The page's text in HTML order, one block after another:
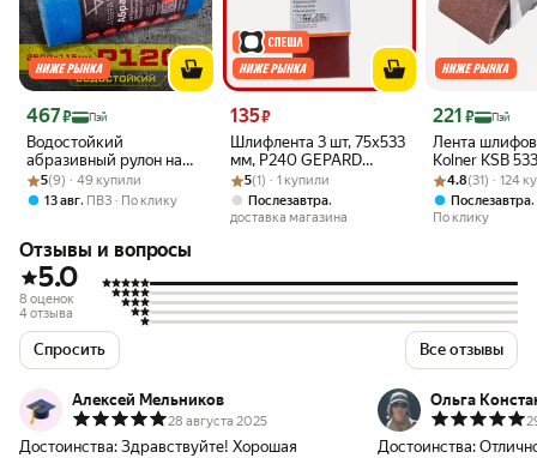
Водостойкий
абразивный рулон на
липучке от "Мастерская
Pit_Stop и Доктор Дью"
115-2500-1200
Цена 467 ₽
467₽ Пэй
Рейтинг товара: 5 из 5
Оценок: (9) · 49 купили
5(9) · 49 купили
13 авг, ПВЗ По клику
Шлифлента 3 шт, 75x533
мм, Р240 GEPARD
GP5009-240, пластик,
для ленточных
Цена 135 ₽
135₽
Рейтинг товара: 5 из 5
Оценок: (1) · 1 купили
5(1) · 1 купили
Послезавтра,
доставка магазина
Лента
Kolner KSB
зернистость
75 х 533, 5шт
Цена 221 ₽
221 ₽ Пэй
Рейтинг
Оценок: (31) ·
4.8(31) · 124
Послезавтра,
По клику
Отзывы и вопросы
5.0
8 оценок
4 отзыва
Спросить Все отзывы
Алексей Мельников
28 августа 2025
Достоинства: Здравствуйте! Хорошая
Ольга
Достоинства: